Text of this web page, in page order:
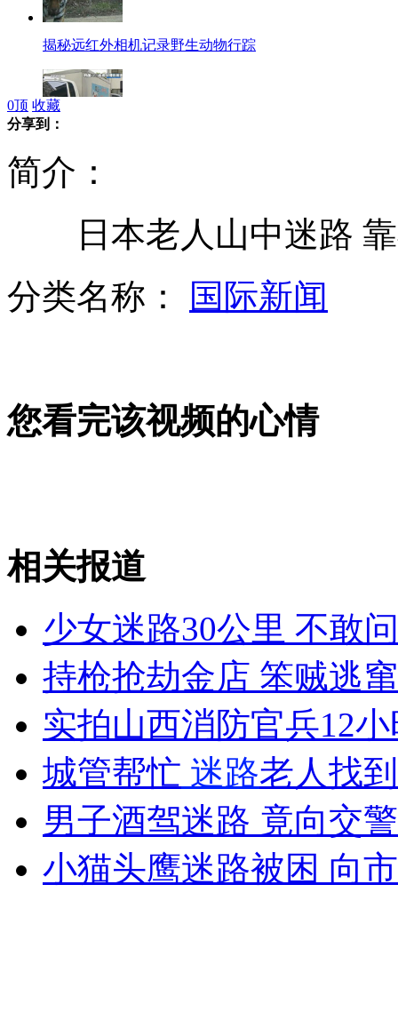
揭秘远红外相机记录野生动物行踪
两车刮擦 司机命丧自家车轮下
实拍北京大使馆哨兵 37秒勇擒劫犯
山西运城恶犬咬伤多人 警民合力深夜将其击毙
女孩北京地铁殴打老人 痛下狠手拳打脚踢
无痛分娩是否安全 医生回应
外交部：反对强权政治霸凌主义
0顶 收藏
分享到：
简介：
日本老人山中迷路 靠
分类名称：
国际新闻
您看完该视频的心情
相关报道
少女迷路30公里 不敢
持枪抢劫金店 笨贼逃
实拍山西消防官兵12
城管帮忙 迷路老人找
男子酒驾迷路 竟向交
小猫头鹰迷路被困 向